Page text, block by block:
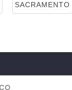
SACRAMENTO